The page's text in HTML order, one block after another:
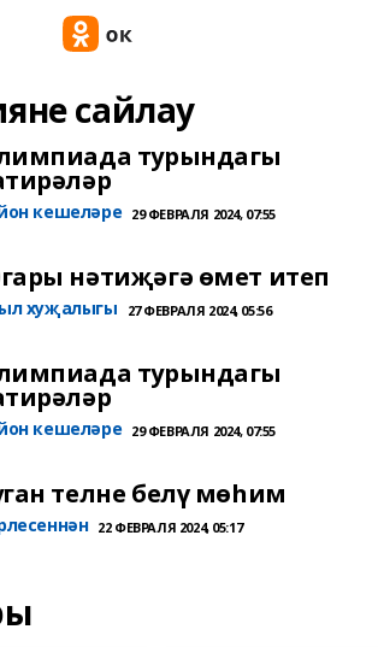
сайлау
турындагы
кешеләре 29 ФЕВРАЛЯ 2024, 07:55
нәтиҗәгә өмет итеп
хуҗалыгы 27 ФЕВРАЛЯ 2024, 05:56
турындагы
кешеләре 29 ФЕВРАЛЯ 2024, 07:55
телне белү мөһим
22 ФЕВРАЛЯ 2024, 05:17